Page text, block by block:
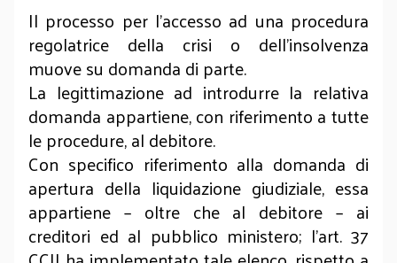
Il processo per l’accesso ad una procedura
regolatrice della crisi o dell’insolvenza
muove su domanda di parte.
La legittimazione ad introdurre la relativa
domanda appartiene, con riferimento a tutte
le procedure, al debitore.
Con specifico riferimento alla domanda di
apertura della liquidazione giudiziale, essa
appartiene – oltre che al debitore – ai
creditori ed al pubblico ministero; l’art. 37